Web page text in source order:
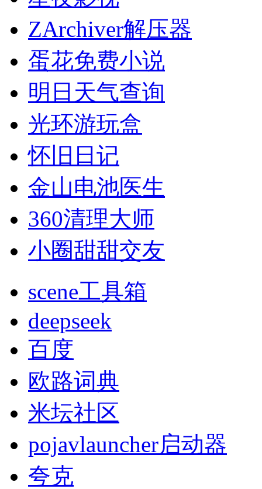
ZArchiver解压器
蛋花免费小说
明日天气查询
光环游玩盒
怀旧日记
金山电池医生
360清理大师
小圈甜甜交友
scene工具箱
deepseek
百度
欧路词典
米坛社区
pojavlauncher启动器
夸克